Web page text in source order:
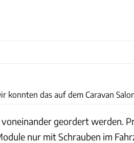
konnten das auf dem Caravan
geordert werden.
nur mit Schrauben im